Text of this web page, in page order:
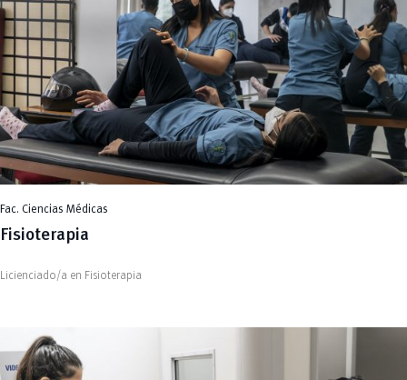
Fac. Ciencias Médicas
Fisioterapia
Licienciado/a en Fisioterapia